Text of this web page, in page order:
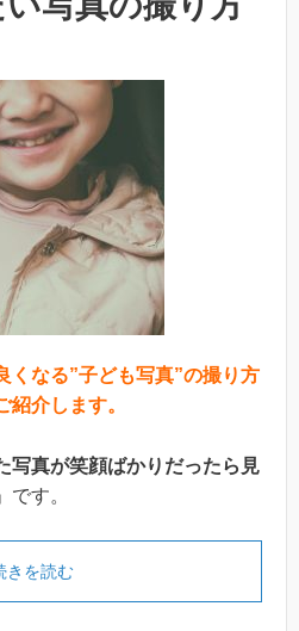
くなる”子ども写真”の撮り方
介します。
写真が笑顔ばかりだったら見
」です。
きを読む